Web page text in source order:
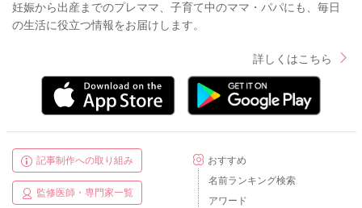
妊娠から出産までのプレママ、子育て中のママ・パパにも、毎日
の生活に役立つ情報をお届けします。
詳しくはこちら
記事制作への取り組み
監修医師・専門家一覧
おすすめ
名前ランキング検索
アワード